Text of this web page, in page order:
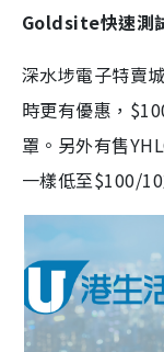
Goldsite快速測
深水埗電子特賣
時更有優惠，
罩。另外有售
一樣低至$100/